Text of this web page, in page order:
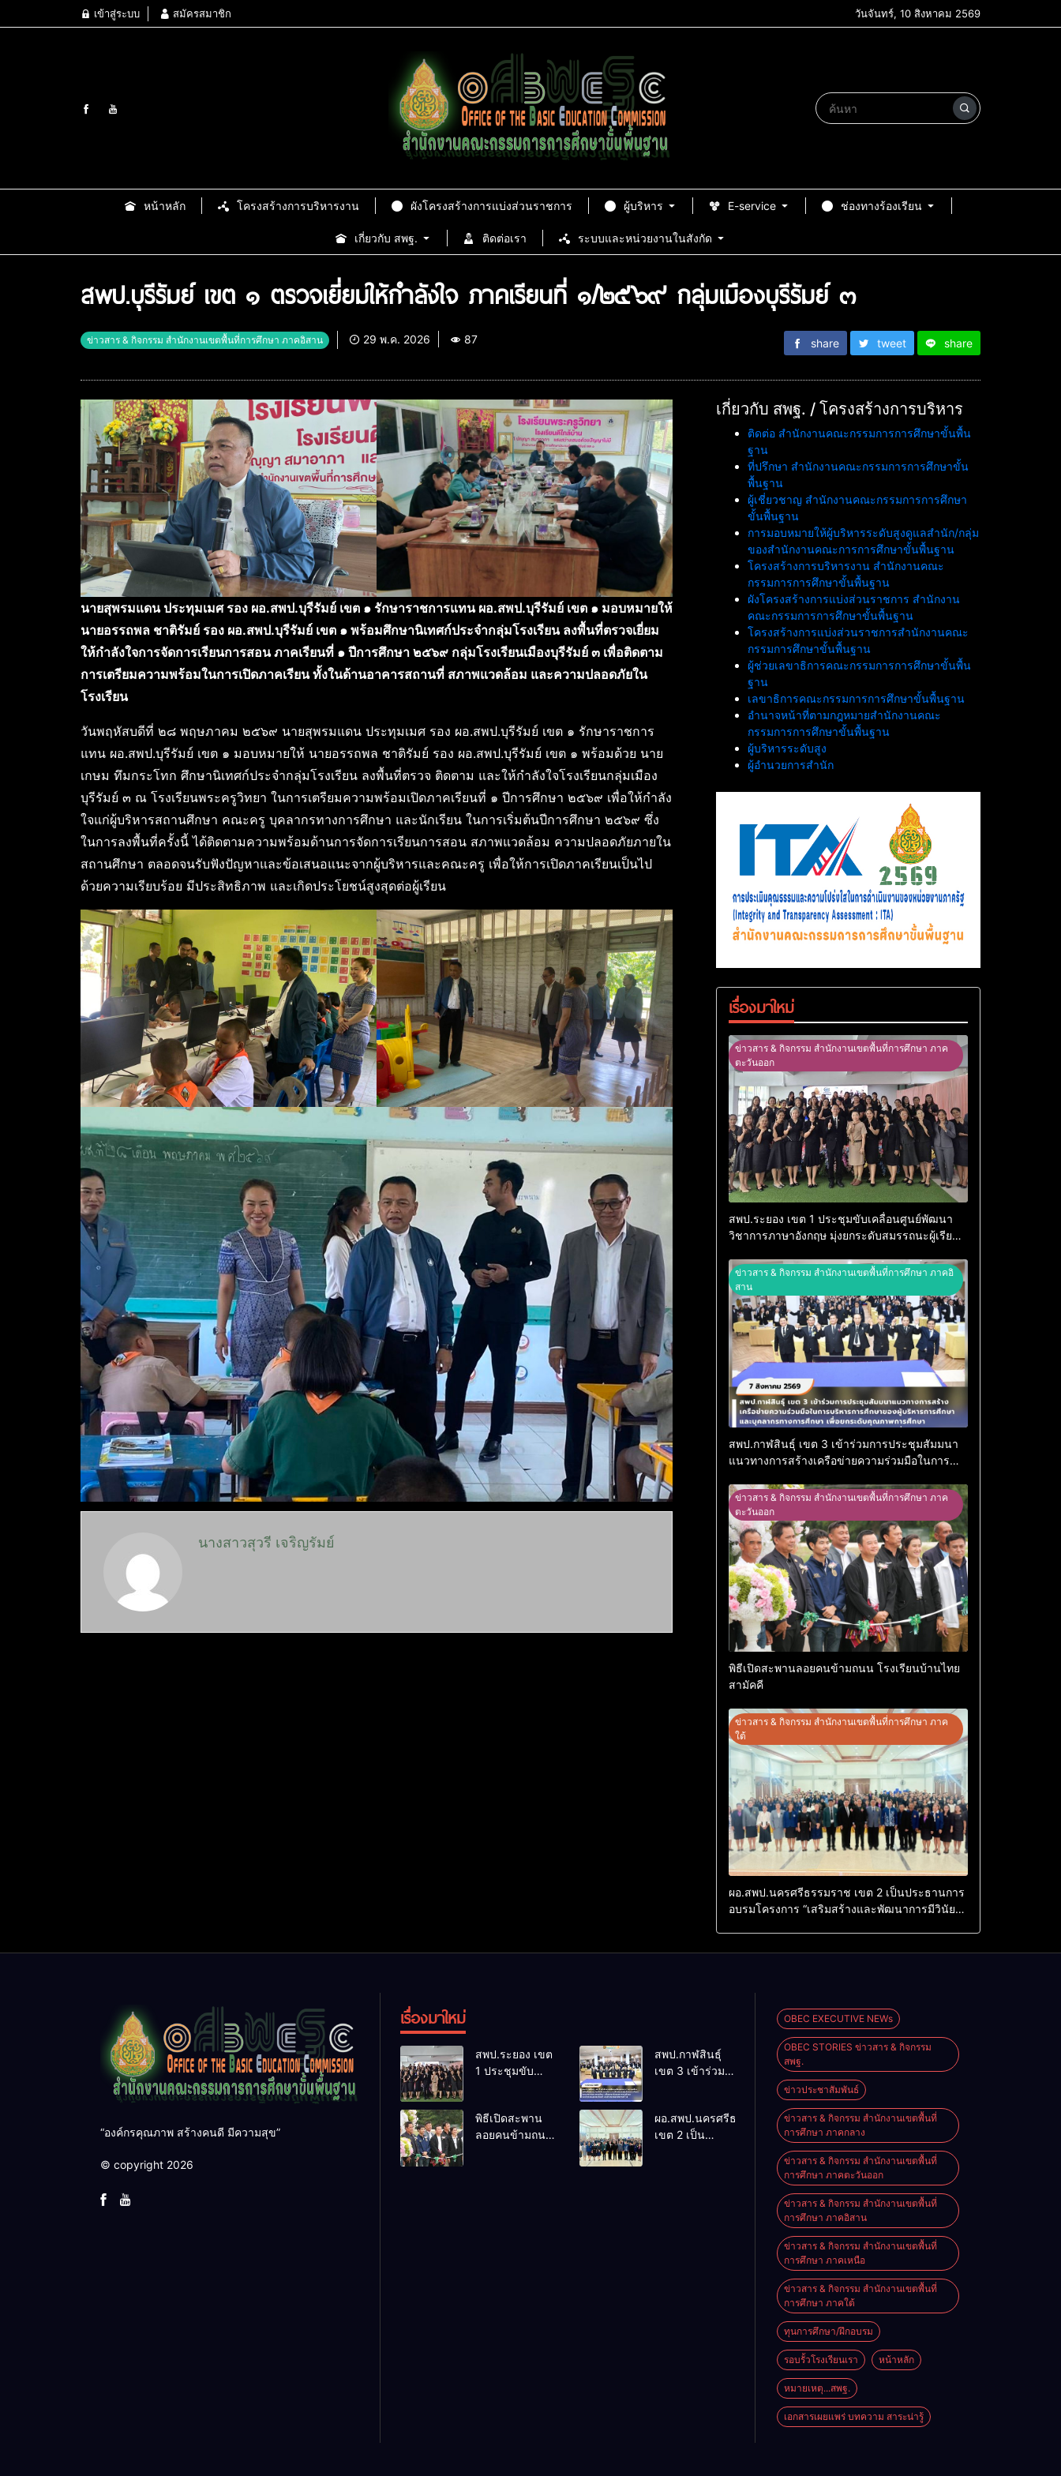
เข้าสู่ระบบ สมัครสมาชิก วันจันทร์, 10 สิงหาคม 2569
หน้าหลัก โครงสร้างการบริหารงาน ผังโครงสร้างการแบ่งส่วนราชการ ผู้บริหาร E-service ช่องทางร้องเรียน
เกี่ยวกับ สพฐ. ติดต่อเรา ระบบและหน่วยงานในสังกัด
สพป.บุรีรัมย์ เขต ๑ ตรวจเยี่ยมให้กำลังใจ ภาคเรียนที่ ๑/๒๕๖๙ กลุ่มเมืองบุรีรัมย์ ๓
ข่าวสาร & กิจกรรม สำนักงานเขตพื้นที่การศึกษา ภาคอิสาน 29 พ.ค. 2026 87 share tweet share
นายสุพรมแดน ประทุมเมศ รอง ผอ.สพป.บุรีรัมย์ เขต ๑ รักษาราชการแทน ผอ.สพป.บุรีรัมย์ เขต ๑ มอบหมายให้
นายอรรถพล ชาติรัมย์ รอง ผอ.สพป.บุรีรัมย์ เขต ๑ พร้อมศึกษานิเทศก์ประจำกลุ่มโรงเรียน ลงพื้นที่ตรวจเยี่ยม
ให้กำลังใจการจัดการเรียนการสอน ภาคเรียนที่ ๑ ปีการศึกษา ๒๕๖๙ กลุ่มโรงเรียนเมืองบุรีรัมย์ ๓ เพื่อติดตาม
การเตรียมความพร้อมในการเปิดภาคเรียน ทั้งในด้านอาคารสถานที่ สภาพแวดล้อม และความปลอดภัยใน
โรงเรียน
วันพฤหัสบดีที่ ๒๘ พฤษภาคม ๒๕๖๙ นายสุพรมแดน ประทุมเมศ รอง ผอ.สพป.บุรีรัมย์ เขต ๑ รักษาราชการ
แทน ผอ.สพป.บุรีรัมย์ เขต ๑ มอบหมายให้ นายอรรถพล ชาติรัมย์ รอง ผอ.สพป.บุรีรัมย์ เขต ๑ พร้อมด้วย นาย
เกษม ทึมกระโทก ศึกษานิเทศก์ประจำกลุ่มโรงเรียน ลงพื้นที่ตรวจ ติดตาม และให้กำลังใจโรงเรียนกลุ่มเมือง
บุรีรัมย์ ๓ ณ โรงเรียนพระครูวิทยา ในการเตรียมความพร้อมเปิดภาคเรียนที่ ๑ ปีการศึกษา ๒๕๖๙ เพื่อให้กำลัง
ใจแก่ผู้บริหารสถานศึกษา คณะครู บุคลากรทางการศึกษา และนักเรียน ในการเริ่มต้นปีการศึกษา ๒๕๖๙ ซึ่ง
ในการลงพื้นที่ครั้งนี้ ได้ติดตามความพร้อมด้านการจัดการเรียนการสอน สภาพแวดล้อม ความปลอดภัยภายใน
สถานศึกษา ตลอดจนรับฟังปัญหาและข้อเสนอแนะจากผู้บริหารและคณะครู เพื่อให้การเปิดภาคเรียนเป็นไป
ด้วยความเรียบร้อย มีประสิทธิภาพ และเกิดประโยชน์สูงสุดต่อผู้เรียน
นางสาวสุวรี เจริญรัมย์
เกี่ยวกับ สพฐ. / โครงสร้างการบริหาร
ติดต่อ สำนักงานคณะกรรมการการศึกษาขั้นพื้น
ฐาน
ที่ปรึกษา สำนักงานคณะกรรมการการศึกษาขั้น
พื้นฐาน
ผู้เชี่ยวชาญ สำนักงานคณะกรรมการการศึกษา
ขั้นพื้นฐาน
การมอบหมายให้ผู้บริหารระดับสูงดูแลสำนัก/กลุ่ม
ของสำนักงานคณะการการศึกษาขั้นพื้นฐาน
โครงสร้างการบริหารงาน สำนักงานคณะ
กรรมการการศึกษาขั้นพื้นฐาน
ผังโครงสร้างการแบ่งส่วนราชการ สำนักงาน
คณะกรรมการการศึกษาขั้นพื้นฐาน
โครงสร้างการแบ่งส่วนราชการสำนักงานคณะ
กรรมการศึกษาขั้นพื้นฐาน
ผู้ช่วยเลขาธิการคณะกรรมการการศึกษาขั้นพื้น
ฐาน
เลขาธิการคณะกรรมการการศึกษาขั้นพื้นฐาน
อำนาจหน้าที่ตามกฎหมายสำนักงานคณะ
กรรมการการศึกษาขั้นพื้นฐาน
ผู้บริหารระดับสูง
ผู้อำนวยการสำนัก
เรื่องมาใหม่
ข่าวสาร & กิจกรรม สำนักงานเขตพื้นที่การศึกษา ภาค
ตะวันออก
สพป.ระยอง เขต 1 ประชุมขับเคลื่อนศูนย์พัฒนา
วิชาการภาษาอังกฤษ มุ่งยกระดับสมรรถนะผู้เรียน
ข่าวสาร & กิจกรรม สำนักงานเขตพื้นที่การศึกษา ภาคอิ
สาน
สพป.กาฬสินธุ์ เขต 3 เข้าร่วมการประชุมสัมมนา
แนวทางการสร้างเครือข่ายความร่วมมือในการ
บุคลากรทางการศึกษา เพื่อยกระดับคุณภาพการ
ศึกษาและกิจกรรมเชิดชูเกียรติ ประจำเขตตรวจ
ราชการที่ 12
ข่าวสาร & กิจกรรม สำนักงานเขตพื้นที่การศึกษา ภาค
ตะวันออก
พิธีเปิดสะพานลอยคนข้ามถนน โรงเรียนบ้านไทย
สามัคคี
ข่าวสาร & กิจกรรม สำนักงานเขตพื้นที่การศึกษา ภาค
ใต้
ผอ.สพป.นครศรีธรรมราช เขต 2 เป็นประธานการ
อบรมโครงการ “เสริมสร้างและพัฒนาการมีวินัย
“องค์กรคุณภาพ สร้างคนดี มีความสุข”
© copyright 2026
เรื่องมาใหม่
สพป.ระยอง เขต
1 ประชุมขับ
ภาษาอังกฤษ มุ่ง
ยกระดับ
สพป.กาฬสินธุ์
เขต 3 เข้าร่วม
การสร้างเครือ
ข่ายความร่วมมือ
พิธีเปิดสะพาน
ลอยคนข้ามถนน
ผอ.สพป.นครศรีธรรมราช
เขต 2 เป็น
OBEC EXECUTIVE NEWs
OBEC STORIES ข่าวสาร & กิจกรรม
สพฐ.
ข่าวประชาสัมพันธ์
ข่าวสาร & กิจกรรม สำนักงานเขตพื้นที่
การศึกษา ภาคกลาง
ข่าวสาร & กิจกรรม สำนักงานเขตพื้นที่
การศึกษา ภาคตะวันออก
ข่าวสาร & กิจกรรม สำนักงานเขตพื้นที่
การศึกษา ภาคอิสาน
ข่าวสาร & กิจกรรม สำนักงานเขตพื้นที่
การศึกษา ภาคเหนือ
ข่าวสาร & กิจกรรม สำนักงานเขตพื้นที่
การศึกษา ภาคใต้
ทุนการศึกษา/ฝึกอบรม
รอบรั้วโรงเรียนเรา หน้าหลัก
หมายเหตุ...สพฐ.
เอกสารเผยแพร่ บทความ สาระน่ารู้